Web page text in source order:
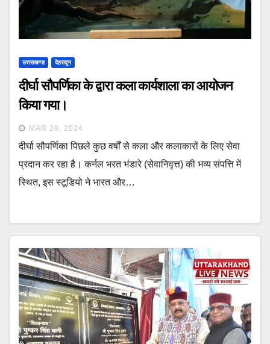
उत्तराखण्ड देहरादून
दीर्घा सौपर्णिका के द्वारा कला कार्यशाला का आयोजन
किया गया।
MAR 20, 2024
दीर्घा सौपर्णिका पिछले कुछ वर्षों से कला और कलाकारों के लिए सेवा
प्रदान कर रहा है। कर्नल भरत भंडारे (सेवानिवृत्त) की भव्य संपत्ति में
स्थित, इस स्टूडियो ने भारत और…